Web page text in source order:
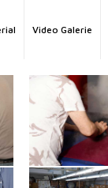
Video Galerie